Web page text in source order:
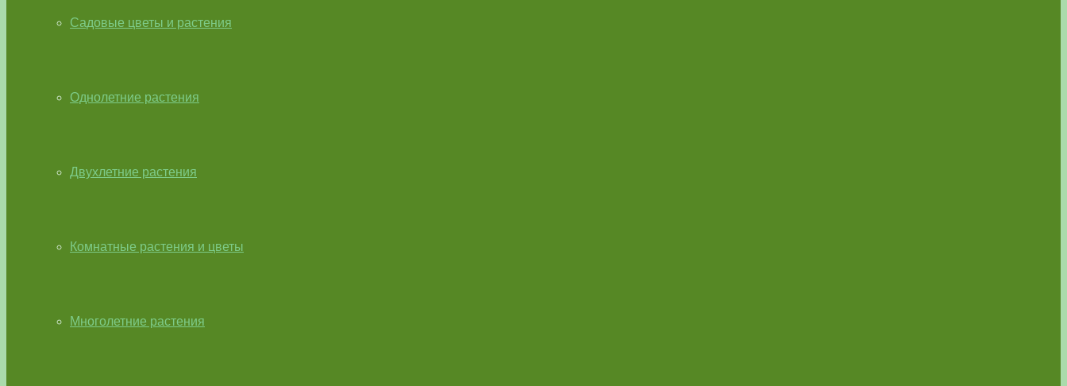
Садовые цветы и растения
Однолетние растения
Двухлетние растения
Комнатные растения и цветы
Многолетние растения